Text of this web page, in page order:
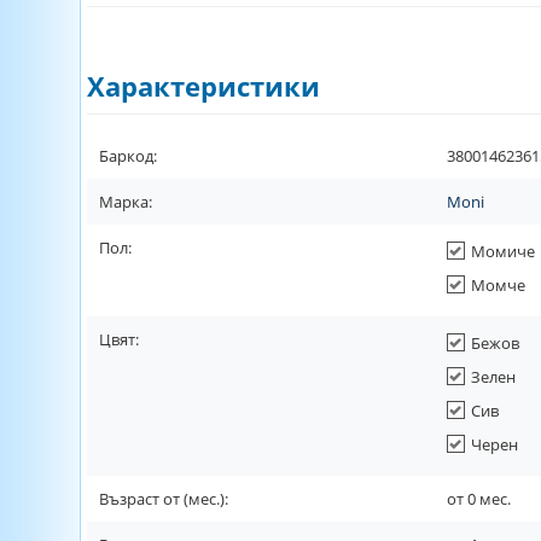
Характеристики
Баркод:
Марка: Moni
Пол:
Момиче
Момче
Цвят:
Бежов
Зелен
Сив
Черен
Възраст от (мес.): от0 мес.